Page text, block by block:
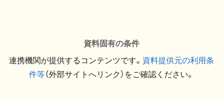
資料固有の条件
連携機関が提供するコンテンツです。 資料提供元の利用条
件等（外部サイトへリンク）をご確認ください。